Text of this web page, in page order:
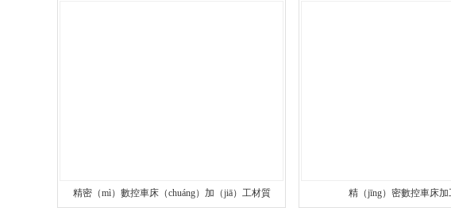
精密（mì）數控車床（chuáng）加（jiā）工材質 精（jīng）密數控車床加